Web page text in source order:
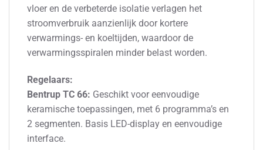
vloer en de verbeterde isolatie verlagen het
stroomverbruik aanzienlijk door kortere
verwarmings- en koeltijden, waardoor de
verwarmingsspiralen minder belast worden.
Regelaars:
Bentrup TC 66: Geschikt voor eenvoudige
keramische toepassingen, met 6 programma’s en
2 segmenten. Basis LED-display en eenvoudige
interface.